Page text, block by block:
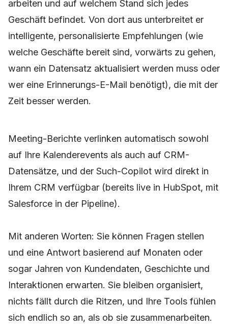
arbeiten und auf welchem Stand sich jedes
Geschäft befindet. Von dort aus unterbreitet er
intelligente, personalisierte Empfehlungen (wie
welche Geschäfte bereit sind, vorwärts zu gehen,
wann ein Datensatz aktualisiert werden muss oder
wer eine Erinnerungs-E-Mail benötigt), die mit der
Zeit besser werden.
Meeting-Berichte verlinken automatisch sowohl
auf Ihre Kalenderevents als auch auf CRM-
Datensätze, und der Such-Copilot wird direkt in
Ihrem CRM verfügbar (bereits live in HubSpot, mit
Salesforce in der Pipeline).
Mit anderen Worten: Sie können Fragen stellen
und eine Antwort basierend auf Monaten oder
sogar Jahren von Kundendaten, Geschichte und
Interaktionen erwarten. Sie bleiben organisiert,
nichts fällt durch die Ritzen, und Ihre Tools fühlen
sich endlich so an, als ob sie zusammenarbeiten.